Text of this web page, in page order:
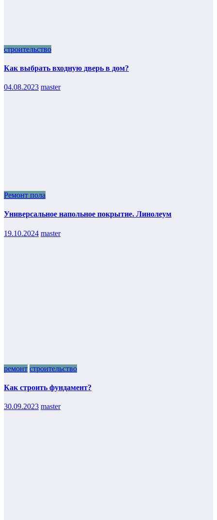
строительство
Как выбрать входную дверь в дом?
04.08.2023 master
Ремонт пола
Универсальное напольное покрытие. Линолеум
19.10.2024 master
ремонт строительство
Как строить фундамент?
30.09.2023 master